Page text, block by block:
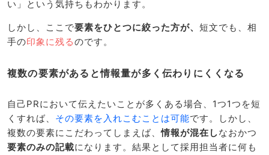
い」という気持ちもわかります。
しかし、ここで要素をひとつに絞った方が、 短文でも、相
手の印象に残るのです。
複数の要素があると情報量が多く伝わりにくくなる
自己PRにおいて伝えたいことが多くある場合、1つ1つを短
くすれば、 その要素を入れこむことは可能です。しかし、
複数の要素にこだわってしまえば、情報が混在しなおかつ
要素のみの記載になります。結果として採用担当者に何も